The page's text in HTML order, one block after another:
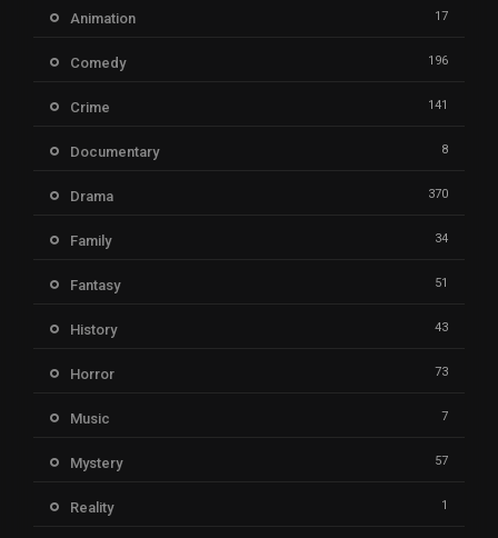
Animation 17
Comedy 196
Crime 141
Documentary 8
Drama 370
Family 34
Fantasy 51
History 43
Horror 73
Music 7
Mystery 57
Reality 1